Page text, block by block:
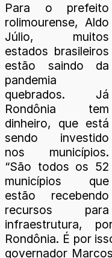
Para o prefeito
rolimourense, Aldo
Júlio, muitos
estados brasileiros
estão saindo da
pandemia
quebrados. Já
Rondônia tem
dinheiro, que está
sendo investido
nos municípios.
“São todos os 52
municípios que
estão recebendo
recursos para
infraestrutura,
Rondônia. É por
governador